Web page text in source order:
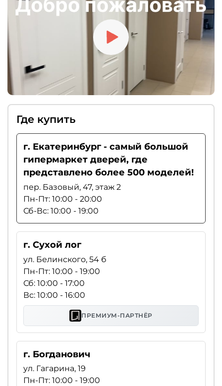
рекомендуем выбирать магнитные замки.
Где купить
г. Екатеринбург - самый большой
гипермаркет дверей, где
представлено более 500 моделей!
пер. Базовый, 47, этаж 2
Пн-Пт: 10:00 - 20:00
Сб-Вс: 10:00 - 19:00
г. Сухой лог
ул. Белинского, 54 б
Пн-Пт: 10:00 - 19:00
Сб: 10:00 - 17:00
Вс: 10:00 - 16:00
ПРЕМИУМ-ПАРТНЁР
г. Богданович
ул. Гагарина, 19
Пн-Пт: 10:00 - 19:00